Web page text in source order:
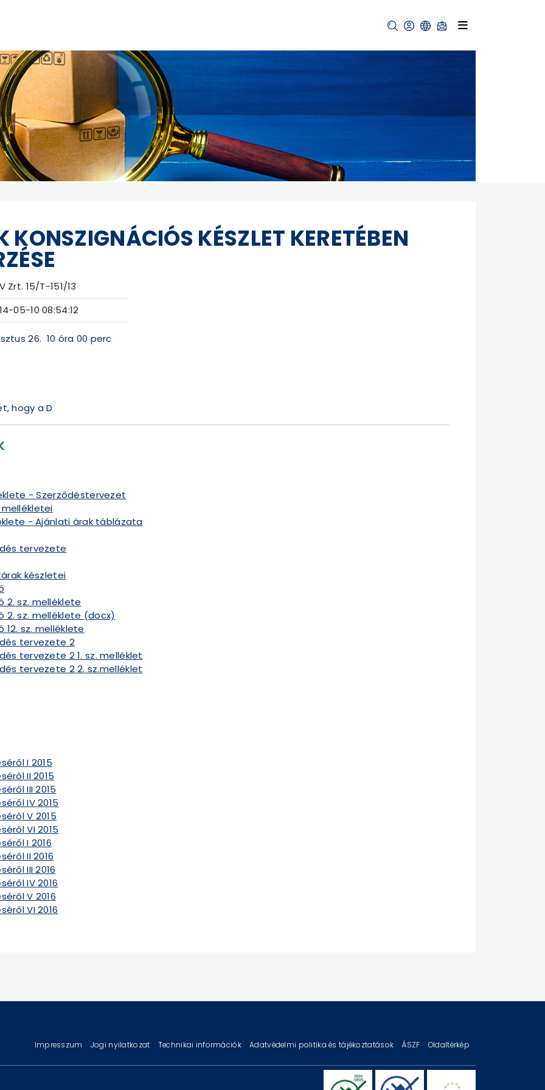
KONSZIGNÁCIÓS KÉSZLET KERETÉBEN
Zrt. 15/T-151/13
05-10 08:54:12
26. 10 óra 00 perc
hogy a D
- Szerződéstervezet
- Ajánlati árak táblázata
tervezete
készletei
sz. melléklete
sz. melléklete (docx)
sz. melléklete
tervezete 2
tervezete 2 1. sz. melléklet
tervezete 2 2. sz.melléklet
I 2015
II 2015
III 2015
IV 2015
V 2015
VI 2015
I 2016
II 2016
III 2016
IV 2016
V 2016
VI 2016
Impresszum Jogi nyilatkozat Technikai információk Adatvédelmi politika és tájékoztatások ÁSZF Oldaltérkép